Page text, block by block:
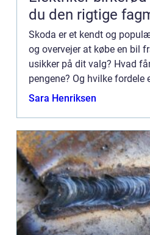
du den rigtige
Skoda er et kendt og
og overvejer at købe en bil
usikker på dit valg? Hvad
pengene? Og hvilke fordele
Skoda? Læs meget mere i
Sara Henriksen